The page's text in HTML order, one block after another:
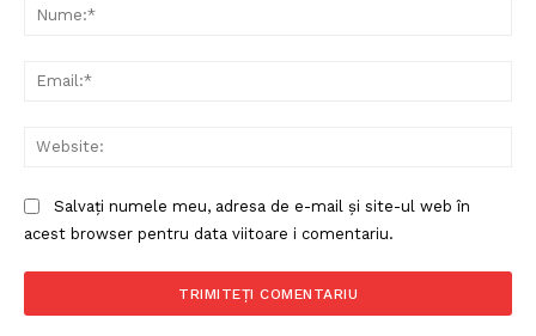
Salvați numele meu, adresa de e-mail și site-ul web în
acest browser pentru data viitoare i comentariu.